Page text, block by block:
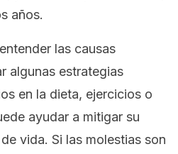
años.
las causas
algunas estrategias
en la dieta, ejercicios o
ayudar a mitigar su
vida. Si las molestias son